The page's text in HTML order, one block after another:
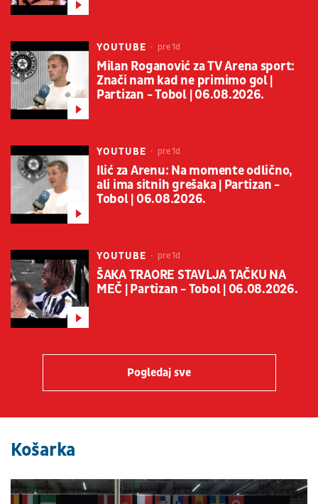
YOUTUBE pre 1d
Milan Roganović za TV Arena sport:
Znači nam kad ne primimo gol |
Partizan - Tobol | 06.08.2026.
YOUTUBE pre 1d
Ilić za Arenu: Na momente odlično,
ali ima sitnih grešaka | Partizan -
Tobol | 06.08.2026.
YOUTUBE pre 1d
ŠAKA TRAORE STAVLJA TAČKU NA
MEČ | Partizan - Tobol | 06.08.2026.
Pogledaj sve
Košarka